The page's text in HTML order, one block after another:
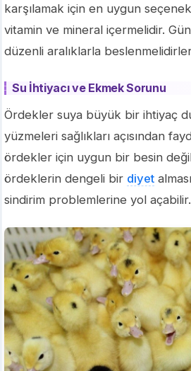
karşılamak için en uygun
vitamin ve mineral içermelidir.
düzenli aralıklarla
Su İhtiyacı ve Ekmek Sorunu
Ördekler suya büyük bir ihtiyaç
yüzmeleri sağlıkları açısından
ördekler için uygun bir besin
ördeklerin dengeli bir diyet
sindirim problemlerine yol açabilir.